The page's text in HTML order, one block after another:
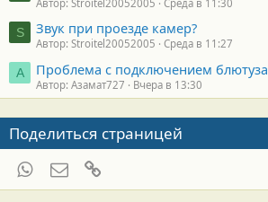
Автор: Stroitel20052005 Среда в 11:30
S Звук при проезде камер?
Автор: Stroitel20052005 Среда в 11:27
А Проблема с подключением блютуза
Автор: Азамат727 Вчера в 13:30
Поделиться страницей
WhatsAppЭлектронная почта